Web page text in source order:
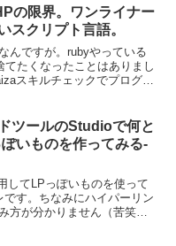
ています。穂っぽいものが
はなんとか育...
の限界。ワンライナー
スクリプト言語。
んですが。rubyやっている
てたくなったことはありまし
スキルチェックでプログラ
。ちなみにmax()を使うとス
ツールのStudioで何と
いものを作ってみる-
してLPっぽいものを使って
す。ちなみにハイパーリン
方が分かりません（苦笑）